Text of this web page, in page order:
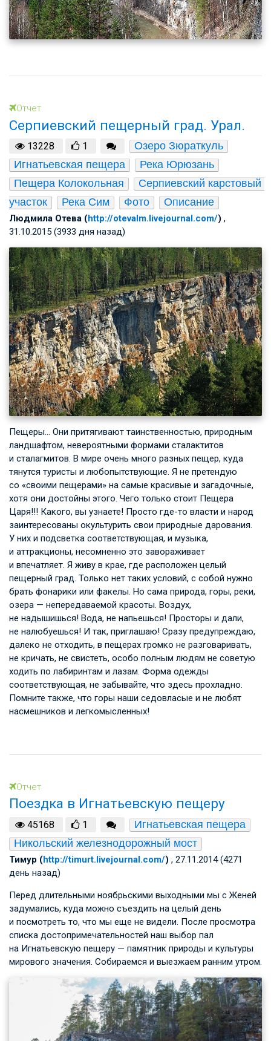
Отчет
Серпиевский пещерный град. Урал.
13228 1
Озеро Зюраткуль
Игнатьевская пещера
Река Юрюзань
Пещера Колокольная
Серпиевский карстовый
участок
Река Сим Фото Описание
Людмила Отева (http://otevalm.livejournal.com/) ,
31.10.2015 (3933 дня назад)
Пещеры… Они притягивают таинственностью, природным
ландшафтом, невероятными формами сталактитов
и сталагмитов. В мире очень много разных пещер, куда
тянутся туристы и любопытствующие. Я не претендую
со «своими пещерами» на самые красивые и загадочные,
хотя они достойны этого. Чего только стоит Пещера
Царя!!! Какого, вы узнаете! Просто где-то власти и народ
заинтересованы окультурить свои природные дарования.
У них и подсветка соответствующая, и музыка,
и аттракционы, несомненно это завораживает
и впечатляет. Я живу в крае, где расположен целый
пещерный град. Только нет таких условий, с собой нужно
брать фонарики или факелы. Но сама природа, горы, реки,
озера — непередаваемой красоты. Воздух,
не надышишься! Вода, не напьешься! Просторы и дали,
не налюбуешься! И так, приглашаю! Сразу предупреждаю,
далеко не отходить, в пещерах громко не разговаривать,
не кричать, не свистеть, особо полным людям не советую
ходить по лабиринтам и лазам. Форма одежды
соответствующая, не забывайте, что здесь прохладно.
Помните также, что горы наши седовласые и не любят
насмешников и легкомысленных!
Отчет
Поездка в Игнатьевскую пещеру
45168 1
Игнатьевская пещера
Никольский железнодорожный мост
Тимур (http://timurt.livejournal.com/) , 27.11.2014 (4271
день назад)
Перед длительными ноябрьскими выходными мы с Женей
задумались, куда можно съездить на целый день
и посмотреть то, что мы еще не видели. После просмотра
списка достопримечательностей наш выбор пал
на Игнатьевскую пещеру — памятник природы и культуры
мирового значения. Собираемся и выезжаем ранним утром.